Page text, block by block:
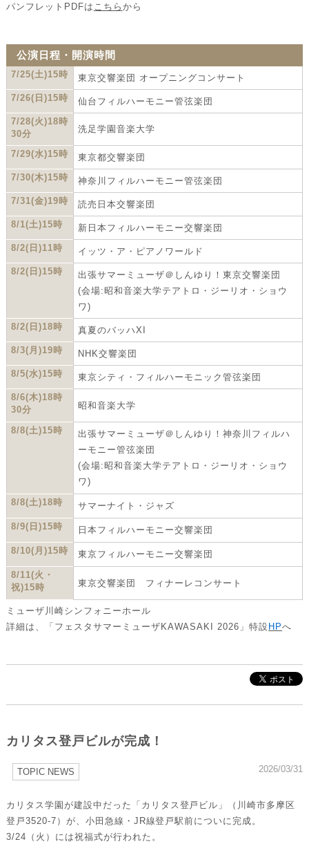
パンフレットPDFは こちら から
公演日程・開演時間
7/25(土)15時
東京交響楽団 オープニングコンサート
7/26(日)15時
仙台フィルハーモニー管弦楽団
7/28(火)18時
30分
洗足学園音楽大学
7/29(水)15時
東京都交響楽団
7/30(木)15時
神奈川フィルハーモニー管弦楽団
7/31(金)19時
読売日本交響楽団
8/1(土)15時
新日本フィルハーモニー交響楽団
8/2(日)11時
イッツ・ア・ピアノワールド
8/2(日)15時
出張サマーミューザ＠しんゆり！東京交響楽団
(会場:昭和音楽大学テアトロ・ジーリオ・ショウ
ワ)
8/2(日)18時
真夏のバッハXI
8/3(月)19時
NHK交響楽団
8/5(水)15時
東京シティ・フィルハーモニック管弦楽団
8/6(木)18時
30分
昭和音楽大学
8/8(土)15時
出張サマーミューザ＠しんゆり！神奈川フィルハ
ーモニー管弦楽団
(会場:昭和音楽大学テアトロ・ジーリオ・ショウ
ワ)
8/8(土)18時
サマーナイト・ジャズ
8/9(日)15時
日本フィルハーモニー交響楽団
8/10(月)15時
東京フィルハーモニー交響楽団
8/11(火・
祝)15時
東京交響楽団 フィナーレコンサート
ミューザ川崎シンフォニーホール
詳細は、「フェスタサマーミューザKAWASAKI 2026」特設HPへ
カリタス登戸ビルが完成！
2026/03/31
TOPIC NEWS
カリタス学園が建設中だった「カリタス登戸ビル」（ 川崎市多摩区
登戸3520-7）が、小田急線・ JR線登戸駅前についに完成。
3/24（火） には祝福式が行われた。